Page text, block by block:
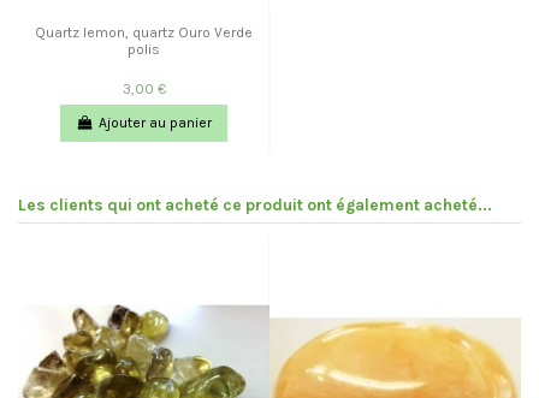
Quartz lemon, quartz Ouro Verde
polis
3,00 €
Ajouter au panier
Les clients qui ont acheté ce produit ont également acheté...